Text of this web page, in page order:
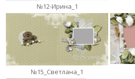
№12-Ирина_1
№15_Светлана_1